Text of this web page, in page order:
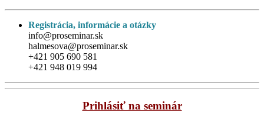
Registrácia, informácie a otázky
info@proseminar.sk
halmesova@proseminar.sk
+421 905 690 581
+421 948 019 994
Prihlásiť na seminár